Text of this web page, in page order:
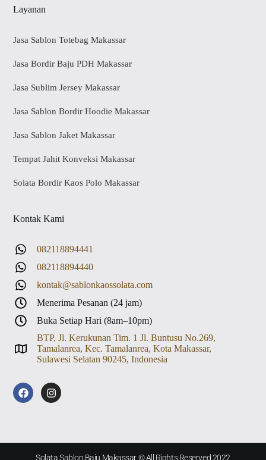
Layanan
Jasa Sablon Totebag Makassar
Jasa Bordir Baju PDH Makassar
Jasa Sublim Jersey Makassar
Jasa Sablon Bordir Hoodie Makassar
Jasa Sablon Jaket Makassar
Tempat Jahit Konveksi Makassar
Solata Bordir Kaos Polo Makassar
Kontak Kami
082118894441
082118894440
kontak@sablonkaossolata.com
Menerima Pesanan (24 jam)
Buka Setiap Hari (8am–10pm)
BTP, Jl. Kerukunan Tim. 1 Jl. Buntusu No.269,
Tamalanrea, Kec. Tamalanrea, Kota Makassar,
Sulawesi Selatan 90245, Indonesia
Solata Sablon Baju Makassar © All Rights Reserved 2022